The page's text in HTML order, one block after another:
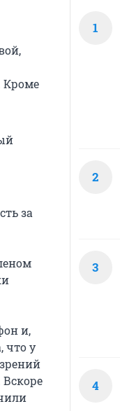
Кроме
за
и,
что у
1
2
3
4